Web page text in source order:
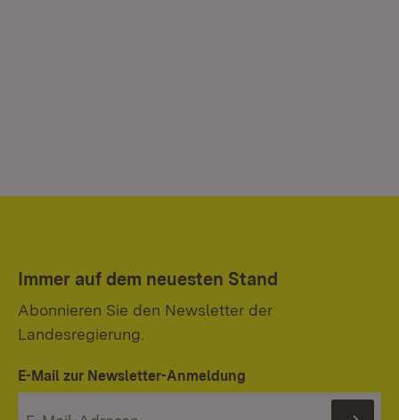
Immer auf dem neuesten Stand
Abonnieren Sie den Newsletter der
Landesregierung.
E-Mail zur Newsletter-Anmeldung